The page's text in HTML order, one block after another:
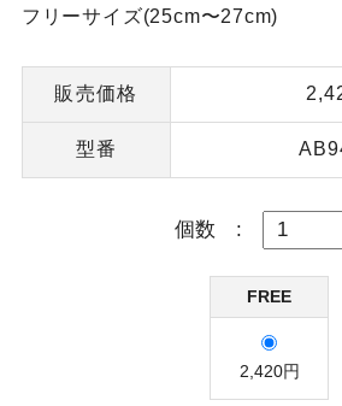
フリーサイズ(25cm〜27cm)
販売価格
型番
個数 :
FREE
2,420円